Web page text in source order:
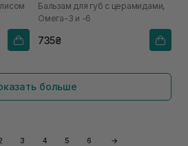
Бальзам для губ с церамидами,
Омега-3 и -6
735₴
больше
3 4 5 6 →